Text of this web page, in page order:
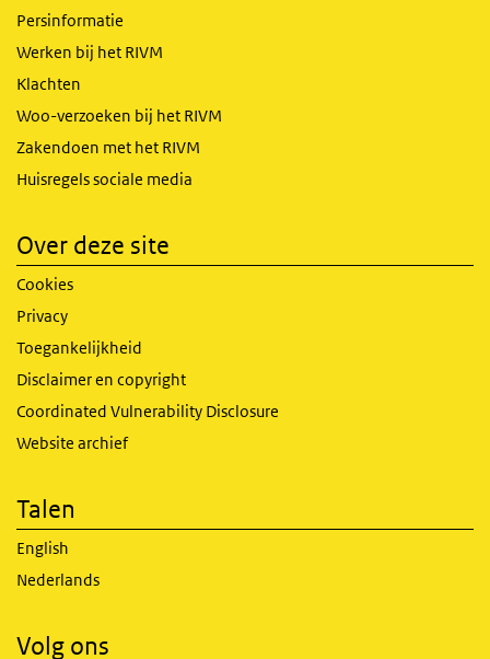
Persinformatie
Werken bij het RIVM
Klachten
Woo-verzoeken bij het RIVM
Zakendoen met het RIVM
Huisregels sociale media
Over deze site
Cookies
Privacy
Toegankelijkheid
Disclaimer en copyright
Coordinated Vulnerability Disclosure
Website archief
Talen
English
Nederlands
Volg ons